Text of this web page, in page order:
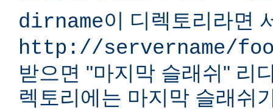
dirname이 디렉토리라면
http://servername/
받으면 "마지막 슬래쉬" 리
렉토리에는 마지막 슬래쉬